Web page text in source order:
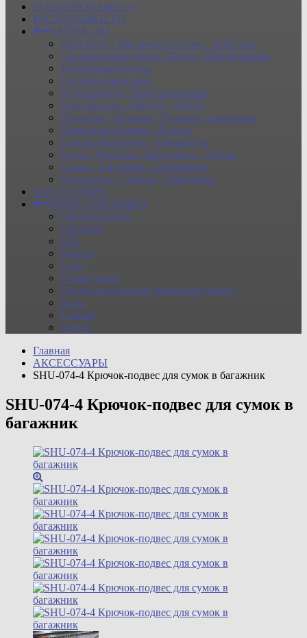
!!! РАСПРОДАЖА !!!
РАСХОДНИКИ ТО
ЗАПЧАСТИ
Двигатель - Масляная система - Агрегаты
Система охлаждения - Печка - Кондиционер
Топливная система
Система зажигания
Впуск воздух - Выпуск выхлоп
Трансмиссия - МКПП - АКПП
Подвеска - Ходовая - Рулевое управление
Тормозная система - Колеса
Стеклоочиститель - Омыватель
Кузов - Решётки - Молдинги - Детали
Салон - Багажник - Оснащение
Освещение - Лампы - Электрика
АКСЕССУАРЫ
АВТО НАКЛЕЙКИ
Chevrolet Cruze
Chevrolet
KIA
Renault
Lada
Спорт гонки
Предупреждающие информирующие
Коты
Собаки
Разное
Главная
АКСЕССУАРЫ
SHU-074-4 Крючок-подвес для сумок в багажник
SHU-074-4 Крючок-подвес для сумок в
багажник